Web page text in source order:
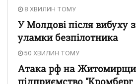
8 ХВИЛИН ТОМУ
У Молдові після вибуху
уламки безпілотника
50 ХВИЛИН ТОМУ
Атака рф на